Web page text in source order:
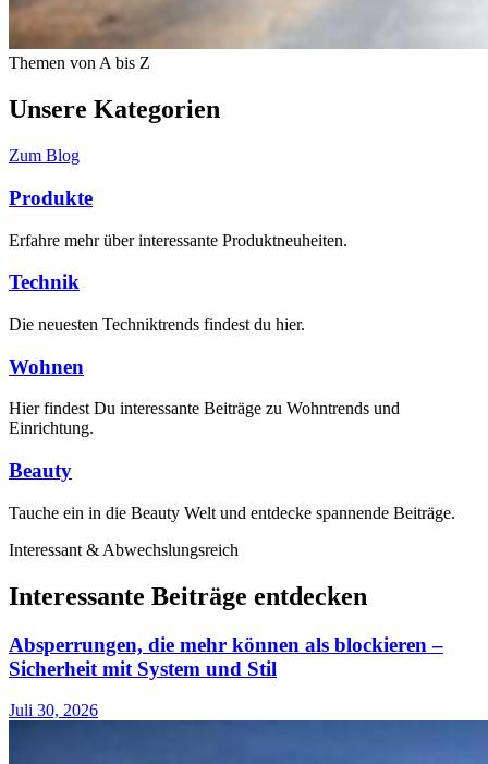
Themen von A bis Z
Unsere Kategorien
Zum Blog
Produkte
Erfahre mehr über interessante Produktneuheiten.
Technik
Die neuesten Techniktrends findest du hier.
Wohnen
Hier findest Du interessante Beiträge zu Wohntrends und
Einrichtung.
Beauty
Tauche ein in die Beauty Welt und entdecke spannende Beiträge.
Interessant & Abwechslungsreich
Interessante Beiträge entdecken
Absperrungen, die mehr können als blockieren –
Sicherheit mit System und Stil
Juli 30, 2026